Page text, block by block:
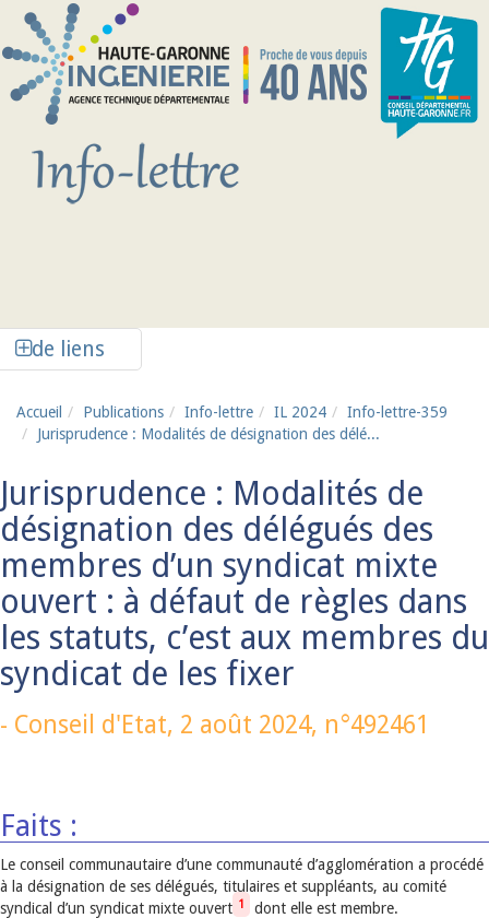
Aller au contenu principal
de liens
Accueil Publications Info-lettre IL 2024
Info-lettre-359
Jurisprudence : Modalités de désignation des délé...
Jurisprudence : Modalités de
désignation des délégués des
membres d’un syndicat mixte
ouvert : à défaut de règles dans
les statuts, c’est aux membres du
syndicat de les fixer
- Conseil d'Etat, 2 août 2024, n°492461
Faits :
Le conseil communautaire d’une communauté d’agglomération a procédé
à la désignation de ses délégués, titulaires et suppléants, au comité
syndical d’un syndicat mixte ouvert 1
dont elle est membre.